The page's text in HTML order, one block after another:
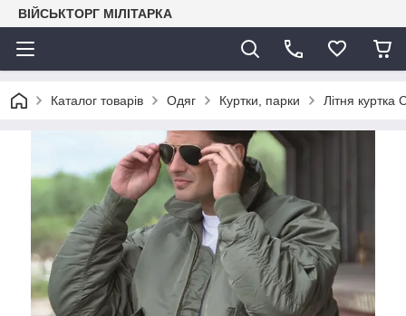
ВІЙСЬКТОРГ МІЛІТАРКА
Каталог товарів Одяг Куртки, парки Літня